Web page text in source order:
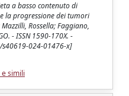
a basso contenuto di
la progressione dei tumori
Rossella; Faggiano,
- ISSN 1590-170X. -
024-01476-x]
simili